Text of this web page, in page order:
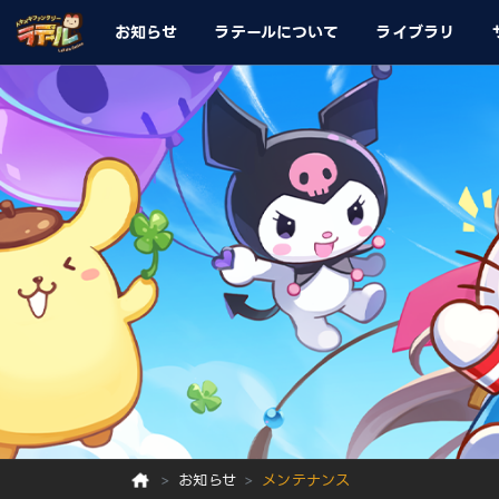
お知らせ ラテールについて ライブラリ
お知らせ メンテナンス